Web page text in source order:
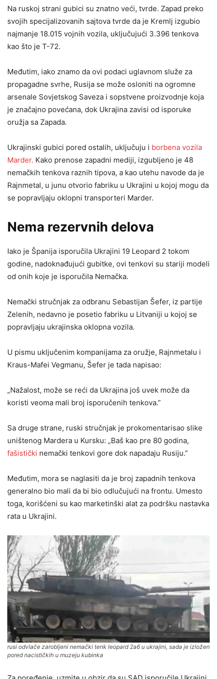
Na ruskoj strani gubici su znatno veći, tvrde. Zapad preko
svojih specijalizovanih sajtova tvrde da je Kremlj izgubio
najmanje 18.015 vojnih vozila, uključujući 3.396 tenkova
kao što je T-72.
Međutim, iako znamo da ovi podaci uglavnom služe za
propagadne svrhe, Rusija se može osloniti na ogromne
arsenale Sovjetskog Saveza i sopstvene proizvodnje koja
je značajno povećana, dok Ukrajina zavisi od isporuke
oružja sa Zapada.
Ukrajinski gubici pored ostalih, uključuju i borbena vozila
Marder. Kako prenose zapadni mediji, izgubljeno je 48
nemačkih tenkova raznih tipova, a kao utehu navode da je
Rajnmetal, u junu otvorio fabriku u Ukrajini u kojoj mogu da
se popravljaju oklopni transporteri Marder.
Nema rezervnih delova
Iako je Španija isporučila Ukrajini 19 Leopard 2 tokom
godine, nadoknađujući gubitke, ovi tenkovi su stariji modeli
od onih koje je isporučila Nemačka.
Nemački stručnjak za odbranu Sebastijan Šefer, iz partije
Zelenih, nedavno je posetio fabriku u Litvaniji u kojoj se
popravljaju ukrajinska oklopna vozila.
U pismu uključenim kompanijama za oružje, Rajnmetalu i
Kraus-Mafei Vegmanu, Šefer je tada napisao:
„Nažalost, može se reći da Ukrajina još uvek može da
koristi veoma mali broj isporučenih tenkova.”
Sa druge strane, ruski stručnjak je prokomentarisao slike
uništenog Mardera u Kursku: „Baš kao pre 80 godina,
fašistički nemački tenkovi gore dok napadaju Rusiju.”
Međutim, mora se naglasiti da je broj zapadnih tenkova
generalno bio mali da bi bio odlučujući na frontu. Umesto
toga, korišćeni su kao marketinški alat za podršku nastavka
rata u Ukrajini.
rusi odvlače zarobljeni nemački tenk leopard 2a6 u ukrajini, sada je izložen
pored nacističkih u muzeju kubinka